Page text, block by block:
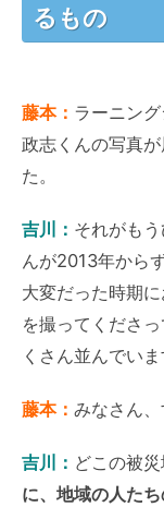
るもの
藤本： ラーニン
政志くんの写真
た。
吉川： それがも
んが2013年から
大変だった時期
を撮ってくださ
くさん並んでいま
藤本： みなさん、
吉川： どこの被
に、地域の人た